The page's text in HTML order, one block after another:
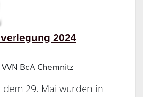
2024
VVN BdA Chemnitz
29. Mai wurden in